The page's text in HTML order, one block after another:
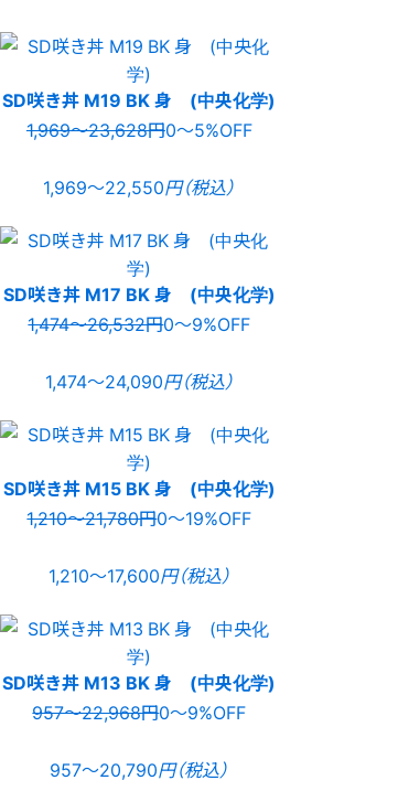
SD咲き丼 M19 BK 身 (中央化学)
1,969〜23,628円0〜5%OFF
1,969〜22,550円（税込）
SD咲き丼 M17 BK 身 (中央化学)
1,474〜26,532円0〜9%OFF
1,474〜24,090円（税込）
SD咲き丼 M15 BK 身 (中央化学)
1,210〜21,780円0〜19%OFF
1,210〜17,600円（税込）
SD咲き丼 M13 BK 身 (中央化学)
957〜22,968円0〜9%OFF
957〜20,790円（税込）